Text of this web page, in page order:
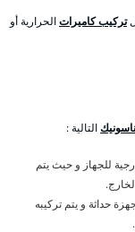
تركيب كاميراتالحرارية أو
التالية :
للجهاز و حيث يتم
حداثة و يتم تركيبه